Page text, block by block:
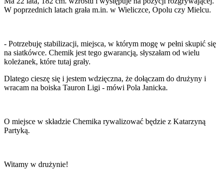
W poprzednich latach grała m.in. w Wieliczce, Opolu czy Mielcu.
⁠- Potrzebuję stabilizacji, miejsca, w którym mogę w pełni skupić się
na siatkówce. Chemik jest tego gwarancją, słyszałam od wielu
koleżanek, które tutaj grały.
Dlatego cieszę się i jestem wdzięczna, że dołączam do drużyny i
wracam na boiska Tauron Ligi - mówi Pola Janicka.
O miejsce w składzie Chemika rywalizować będzie z Katarzyną
Partyką.
Witamy w drużynie!